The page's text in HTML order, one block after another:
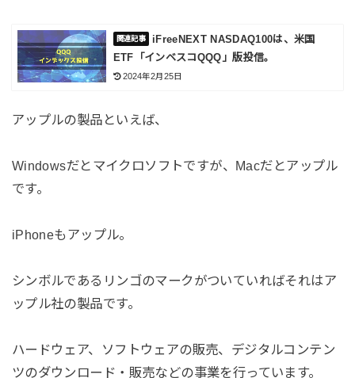
iFreeNEXT NASDAQ100は、米国
ETF「インベスコQQQ」版投信。
2024年2月25日
アップルの製品といえば、
Windowsだとマイクロソフトですが、Macだとアップル
です。
iPhoneもアップル。
シンボルであるリンゴのマークがついていればそれはア
ップル社の製品です。
ハードウェア、ソフトウェアの販売、デジタルコンテン
ツのダウンロード・販売などの事業を行っています。